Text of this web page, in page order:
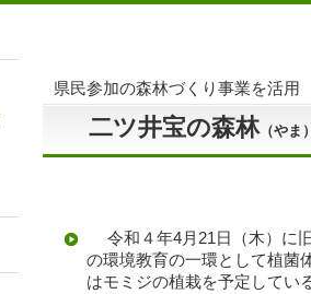
県民参加の森林づくり事業を活用
二ツ井宝の森林（やま）
令和４年4月21日（木）に
の環境教育の一環として植菌
はモミジの植栽を予定してい